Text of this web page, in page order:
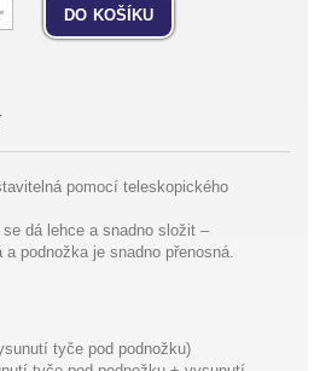
do košíku
pomocí teleskopického
dá lehce a snadno složit –
a podnožka je snadno přenosná.
tyče pod podnožku)